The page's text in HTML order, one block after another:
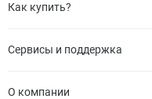
Как купить?
Сервисы и поддержка
О компании